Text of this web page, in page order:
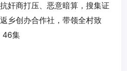
奸商打压、恶意暗算，搜集证
乡创办合作社，带领全村致
46集